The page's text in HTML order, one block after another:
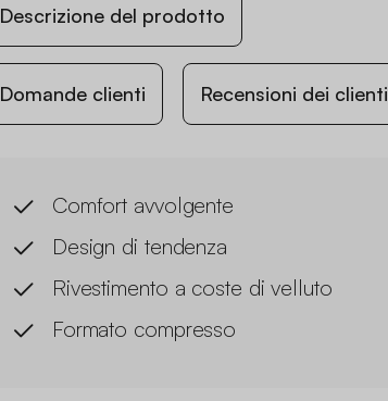
Descrizione del prodotto
Domande clienti Recensioni dei clienti
Comfort avvolgente
Design di tendenza
Rivestimento a coste di velluto
Formato compresso